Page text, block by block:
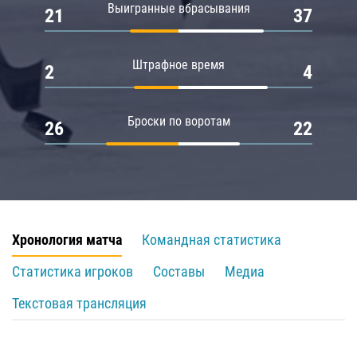
Выигранные вбрасывания
21 37
Штрафное время
2 4
Броски по воротам
26 22
Хронология матча
Командная статистика
Статистика игроков
Составы
Медиа
Текстовая трансляция